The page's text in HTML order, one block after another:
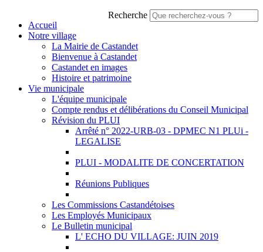
Recherche
Accueil
Notre village
La Mairie de Castandet
Bienvenue à Castandet
Castandet en images
Histoire et patrimoine
Vie municipale
L'équipe municipale
Compte rendus et délibérations du Conseil Municipal
Révision du PLUI
Arrêté n° 2022-URB-03 - DPMEC N1 PLUi -
LEGALISE
PLUI - MODALITE DE CONCERTATION
Réunions Publiques
Les Commissions Castandétoises
Les Employés Municipaux
Le Bulletin municipal
L' ECHO DU VILLAGE: JUIN 2019